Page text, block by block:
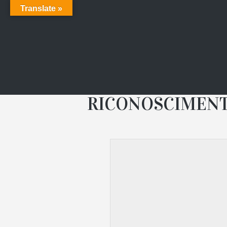
Translate »